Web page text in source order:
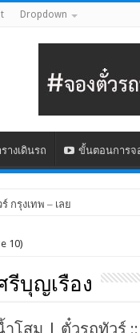
Dropdown
างเดินรถ ขั้นตอนการจ
กรุงเทพ – เลย
10)
รีบุญเรือง
โสม | ตั๋วรถทัวร์